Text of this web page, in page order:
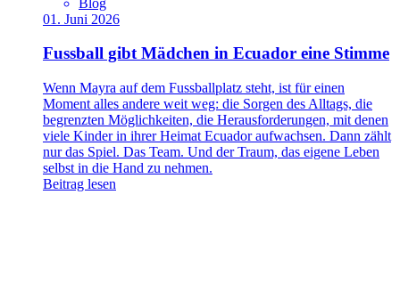
01. Juni 2026
Fussball gibt Mädchen in Ecuador eine Stimme
Wenn Mayra auf dem Fussballplatz steht, ist für einen
Moment alles andere weit weg: die Sorgen des Alltags, die
begrenzten Möglichkeiten, die Herausforderungen, mit denen
viele Kinder in ihrer Heimat Ecuador aufwachsen. Dann zählt
nur das Spiel. Das Team. Und der Traum, das eigene Leben
selbst in die Hand zu nehmen.
Beitrag lesen